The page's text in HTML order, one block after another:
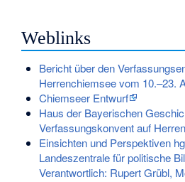
Weblinks
Bericht über den
Herrenchiemsee vom 10.–23.
Chiemseer Entwurf
Haus der Bayerischen
Verfassungskonvent auf
Einsichten und Perspektiven
Landeszentrale für politische
Verantwortlich: Rupert Grübl,